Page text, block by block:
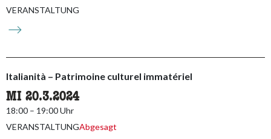
VERANSTALTUNG
Italianità – Patrimoine culturel immatériel
MI 20.3.2024
18:00 – 19:00 Uhr
VERANSTALTUNGAbgesagt